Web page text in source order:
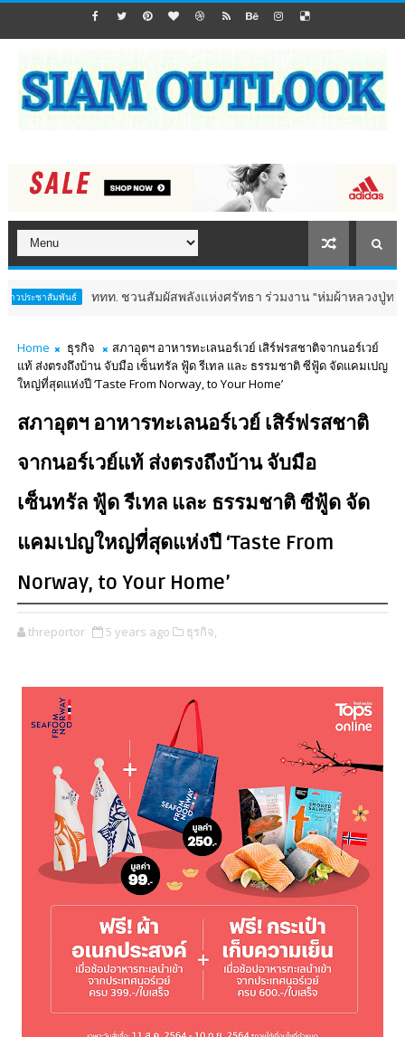
นธ์ ททท. ชวนสัมผัสพลังแห่งศรัทธา ร่วมงาน "ห่มผ้าหลวงปู่ทวด ครั้งที่ 13
Home ธุรกิจ
สภาอุตฯ อาหารทะเลนอร์เวย์ เสิร์ฟรสชาติจากนอร์เวย์
แท้ ส่งตรงถึงบ้าน จับมือ เซ็นทรัล ฟู้ด รีเทล และ ธรรมชาติ ซีฟู้ด จัดแคมเปญ
ใหญ่ที่สุดแห่งปี ‘Taste From Norway, to Your Home’
สภาอุตฯ อาหารทะเลนอร์เวย์ เสิร์ฟรสชาติ
จากนอร์เวย์แท้ ส่งตรงถึงบ้าน จับมือ
เซ็นทรัล ฟู้ด รีเทล และ ธรรมชาติ ซีฟู้ด จัด
แคมเปญใหญ่ที่สุดแห่งปี ‘Taste From
Norway, to Your Home’
threportor 5 years ago ธุรกิจ,